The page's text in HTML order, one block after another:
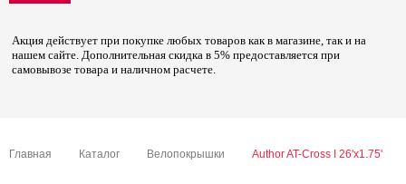
Акция действует при покупке любых товаров как в магазине, так и на
нашем сайте. Дополнительная скидка в 5% предоставляется при
самовывозе товара и наличном расчете.
Главная Каталог Велопокрышки Author AT-Cross I 26'x1.75'